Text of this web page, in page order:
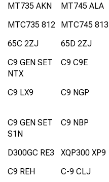
MT735 AKN MT745 ALA
MTC735 812
MTC745 813
65C 2ZJ
65D 2ZJ
C9 GEN SET
NTX
C9 C9E
C9 LX9 C9 NGP
C9 GEN SET
S1N
C9 NBP
D300GC RE3 XQP300 XP9
C9 REH
C-9 CLJ